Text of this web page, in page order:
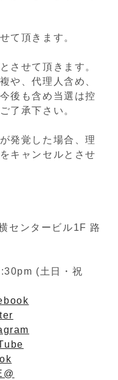
て頂きます。
させて頂きます。
や、代理人含め、
後も含め当選は控
了承下さい。
発覚した場合、理
キャンセルとさせ
センタービル1F 路
(土日・祝